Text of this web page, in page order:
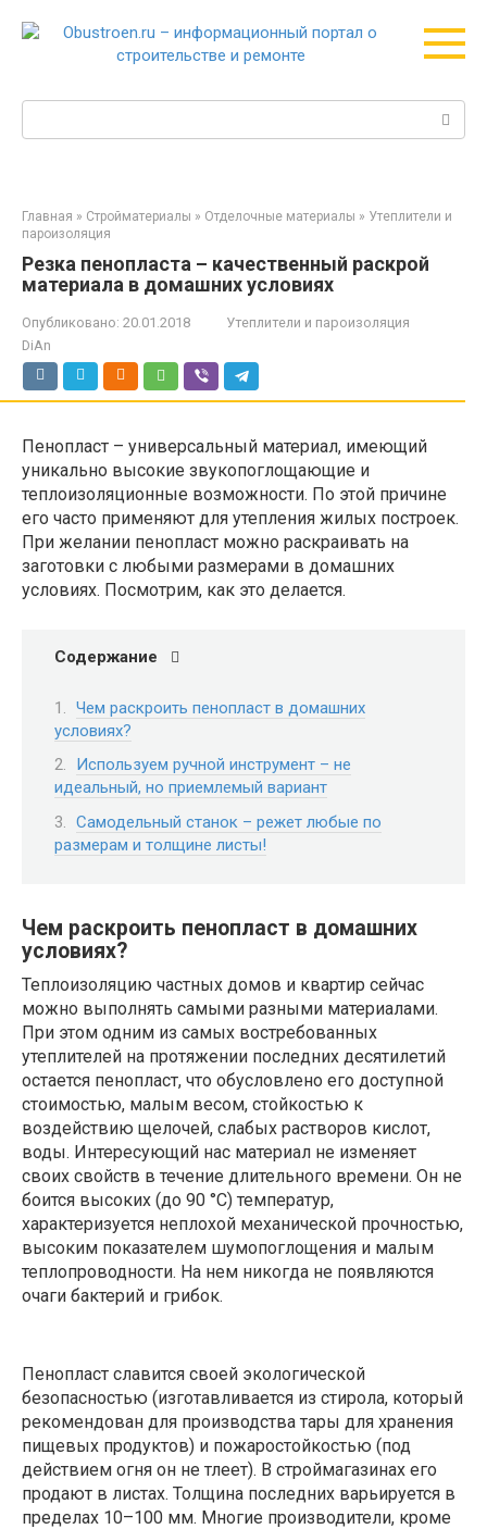
Поиск:
Главная » Стройматериалы » Отделочные материалы » Утеплители и
пароизоляция
Резка пенопласта – качественный раскрой
материала в домашних условиях
Опубликовано: 20.01.2018
Утеплители и пароизоляция
DiAn
Пенопласт – универсальный материал, имеющий
уникально высокие звукопоглощающие и
теплоизоляционные возможности. По этой причине
его часто применяют для утепления жилых построек.
При желании пенопласт можно раскраивать на
заготовки с любыми размерами в домашних
условиях. Посмотрим, как это делается.
Содержание
Чем раскроить пенопласт в домашних
условиях?
Используем ручной инструмент – не
идеальный, но приемлемый вариант
Самодельный станок – режет любые по
размерам и толщине листы!
Чем раскроить пенопласт в домашних
условиях?
Теплоизоляцию частных домов и квартир сейчас
можно выполнять самыми разными материалами.
При этом одним из самых востребованных
утеплителей на протяжении последних десятилетий
остается пенопласт, что обусловлено его доступной
стоимостью, малым весом, стойкостью к
воздействию щелочей, слабых растворов кислот,
воды. Интересующий нас материал не изменяет
своих свойств в течение длительного времени. Он не
боится высоких (до 90 °С) температур,
характеризуется неплохой механической прочностью,
высоким показателем шумопоглощения и малым
теплопроводности. На нем никогда не появляются
очаги бактерий и грибок.
Пенопласт славится своей экологической
безопасностью (изготавливается из стирола, который
рекомендован для производства тары для хранения
пищевых продуктов) и пожаростойкостью (под
действием огня он не тлеет). В строймагазинах его
продают в листах. Толщина последних варьируется в
пределах 10–100 мм. Многие производители, кроме